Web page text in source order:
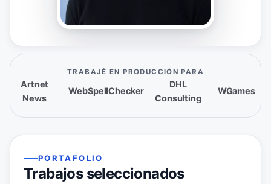
TRABAJÉ EN PRODUCCIÓN PARA
Artnet
News
WebSpellChecker
DHL
Consulting
WGames
PORTAFOLIO
Trabajos seleccionados